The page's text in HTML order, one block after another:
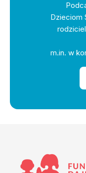
Dzieciom
m.in. w